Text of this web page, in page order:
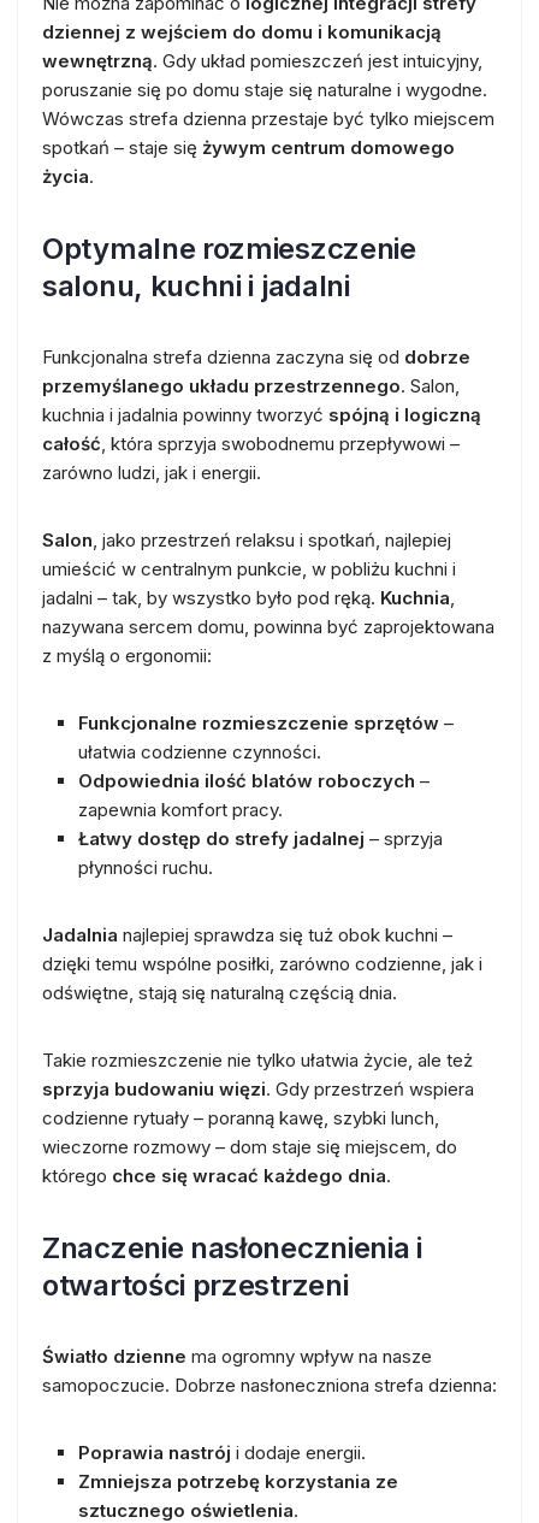
dziennej z wejściem do domu i komunikacją
wewnętrzną. Gdy układ pomieszczeń jest intuicyjny,
poruszanie się po domu staje się naturalne i wygodne.
Wówczas strefa dzienna przestaje być tylko miejscem
spotkań – staje się żywym centrum domowego
życia.
Optymalne rozmieszczenie
salonu, kuchni i jadalni
Funkcjonalna strefa dzienna zaczyna się od dobrze
przemyślanego układu przestrzennego. Salon,
kuchnia i jadalnia powinny tworzyć spójną i logiczną
całość, która sprzyja swobodnemu przepływowi –
zarówno ludzi, jak i energii.
Salon, jako przestrzeń relaksu i spotkań, najlepiej
umieścić w centralnym punkcie, w pobliżu kuchni i
jadalni – tak, by wszystko było pod ręką. Kuchnia,
nazywana sercem domu, powinna być zaprojektowana
z myślą o ergonomii:
Funkcjonalne rozmieszczenie sprzętów –
ułatwia codzienne czynności.
Odpowiednia ilość blatów roboczych –
zapewnia komfort pracy.
Łatwy dostęp do strefy jadalnej – sprzyja
płynności ruchu.
Jadalnia najlepiej sprawdza się tuż obok kuchni –
dzięki temu wspólne posiłki, zarówno codzienne, jak i
odświętne, stają się naturalną częścią dnia.
Takie rozmieszczenie nie tylko ułatwia życie, ale też
sprzyja budowaniu więzi. Gdy przestrzeń wspiera
codzienne rytuały – poranną kawę, szybki lunch,
wieczorne rozmowy – dom staje się miejscem, do
którego chce się wracać każdego dnia.
Znaczenie nasłonecznienia i
otwartości przestrzeni
Światło dzienne ma ogromny wpływ na nasze
samopoczucie. Dobrze nasłoneczniona strefa dzienna:
Poprawia nastrój i dodaje energii.
Zmniejsza potrzebę korzystania ze
sztucznego oświetlenia.